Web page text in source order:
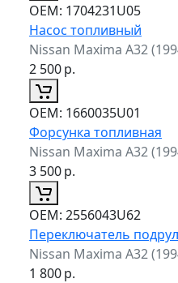
ОЕМ: 1704231U05
Насос топливный
Nissan Maxima A32
2 500р.
ОЕМ: 1660035U01
Форсунка топливная
Nissan Maxima A32
3 500р.
ОЕМ: 2556043U62
Переключатель
Nissan Maxima A32
1 800р.